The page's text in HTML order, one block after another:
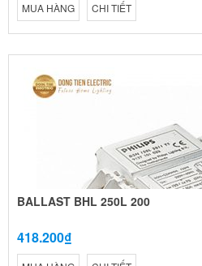
MUA HÀNG CHI TIẾT
BALLAST BHL 250L 200
418.200₫